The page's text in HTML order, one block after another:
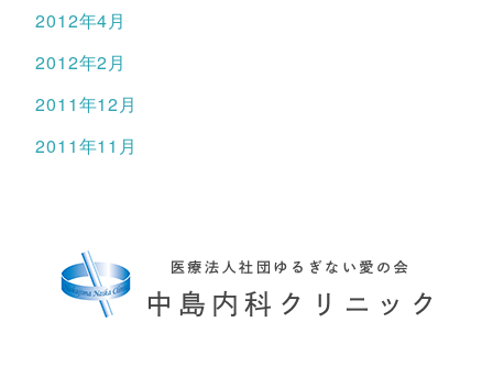
2012年4月
2012年2月
2011年12月
2011年11月